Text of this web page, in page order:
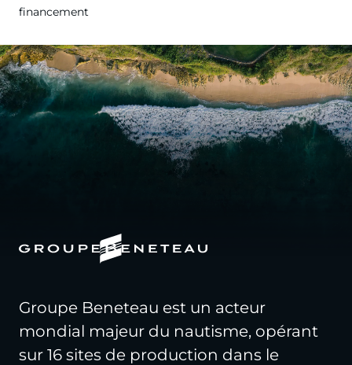
financement
Groupe Beneteau est un acteur
mondial majeur du nautisme, opérant
sur 16 sites de production dans le